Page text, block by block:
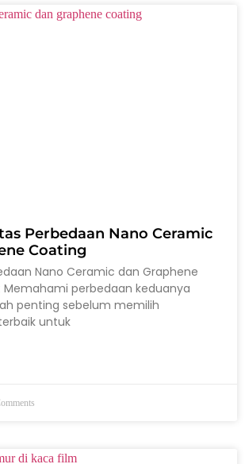
Perbedaan Nano Ceramic
Coating
Nano Ceramic dan Graphene
Memahami perbedaan keduanya
penting sebelum memilih
untuk